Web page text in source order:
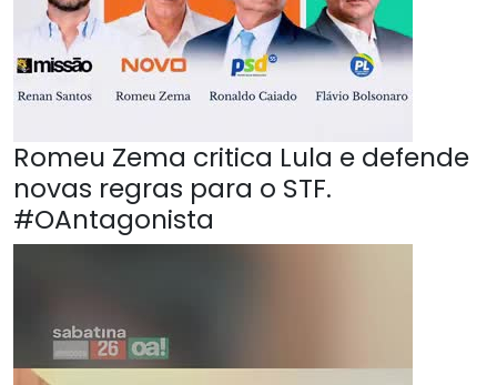
Romeu Zema critica Lula e defende
novas regras para o STF.
#OAntagonista